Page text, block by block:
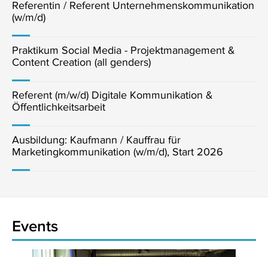
Referentin / Referent Unternehmenskommunikation
(w/m/d)
Praktikum Social Media - Projektmanagement &
Content Creation (all genders)
Referent (m/w/d) Digitale Kommunikation &
Öffentlichkeitsarbeit
Ausbildung: Kaufmann / Kauffrau für
Marketingkommunikation (w/m/d), Start 2026
Events